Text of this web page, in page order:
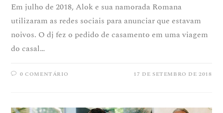
Em julho de 2018, Alok e sua namorada Romana
utilizaram as redes sociais para anunciar que estavam
noivos. O dj fez o pedido de casamento em uma viagem
do casal…
0 COMENTÁRIO 17 DE SETEMBRO DE 2018